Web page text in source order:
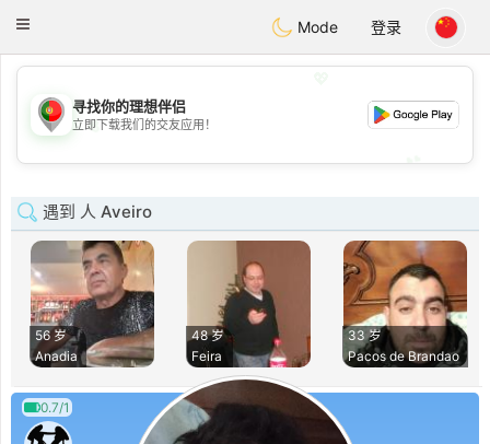
Portugues
Toggle
Mode 登录
💖
💕
寻找你的理想伴侣
立即下载我们的交友应用！
遇到 人 Aveiro
56 岁
Anadia
48 岁
Feira
33 岁
Pacos de Brandao
0.7/1